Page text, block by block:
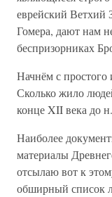
еврейский Ветхий
Гомера, дают нам
беспризорниках
Начнём с простого
Сколько жило
конце XII века до
Наиболее
материалы
отсылаю вот к
обширный список